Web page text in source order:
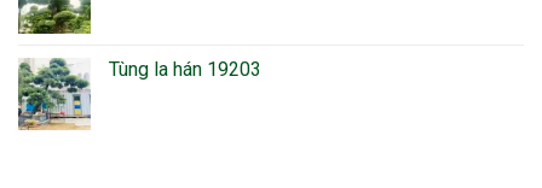
Tùng la hán 19203